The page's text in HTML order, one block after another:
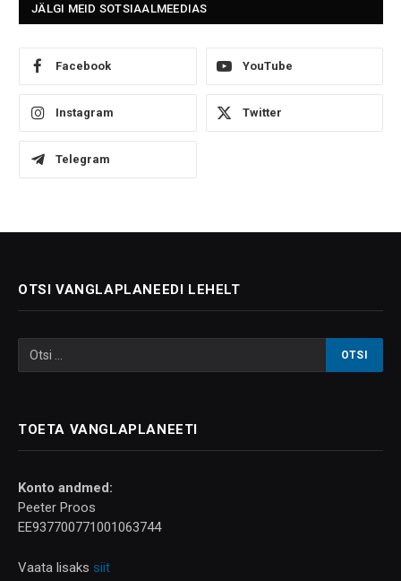
JÄLGI MEID SOTSIAALMEEDIAS
Facebook YouTube
Instagram Twitter
Telegram
OTSI VANGLAPLANEEDI LEHELT
TOETA VANGLAPLANEETI
Konto andmed:
Peeter Proos
EE937700771001063744
Vaata lisaks siit